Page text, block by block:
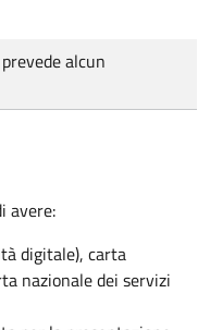
alcun
avere:
digitale), carta
nazionale dei servizi